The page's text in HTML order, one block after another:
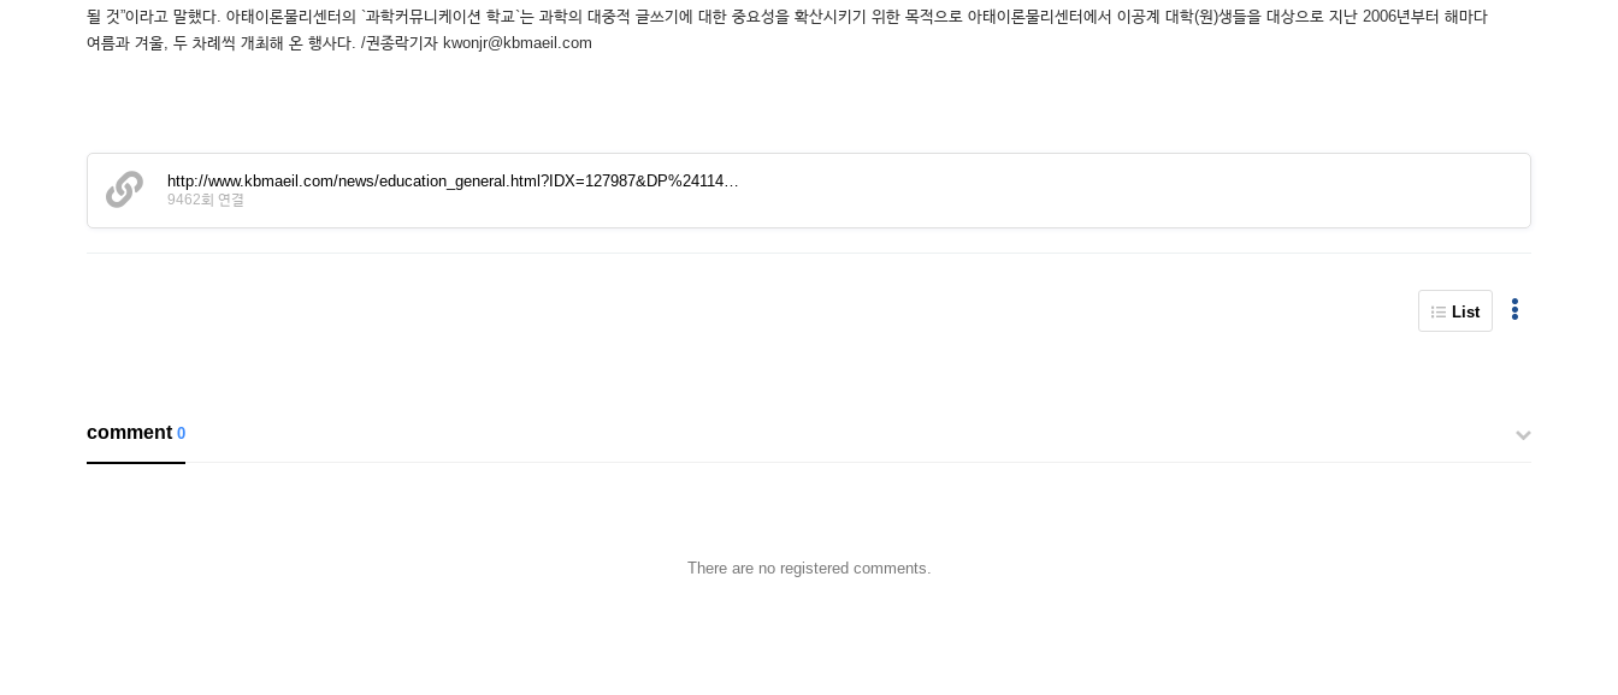
될 것”이라고 말했다. 아태이론물리센터의 `과학커뮤니케이션 학교`는 과학의 대중적 글쓰기에 대한 중요성을 확산시키기 위한 목적으로 아태이론물리센터에서 이공계 대학(원)생들을 대상으로 지난 2006년부터 해마다
여름과 겨울, 두 차례씩 개최해 온 행사다. /권종락기자 kwonjr@kbmaeil.com
http://www.kbmaeil.com/news/education_general.html?IDX=127987&DP%24114…
9462회 연결
List
comment0
There are no registered comments.